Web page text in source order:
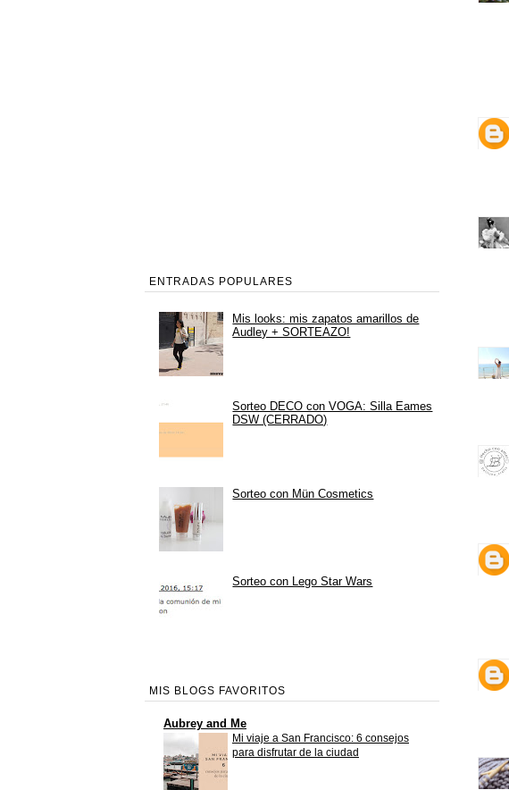
ENTRADAS POPULARES
Mis looks: mis zapatos amarillos de
Audley + SORTEAZO!
Sorteo DECO con VOGA: Silla Eames
DSW (CERRADO)
Sorteo con Mün Cosmetics
Sorteo con Lego Star Wars
MIS BLOGS FAVORITOS
Aubrey and Me
Mi viaje a San Francisco: 6 consejos
para disfrutar de la ciudad